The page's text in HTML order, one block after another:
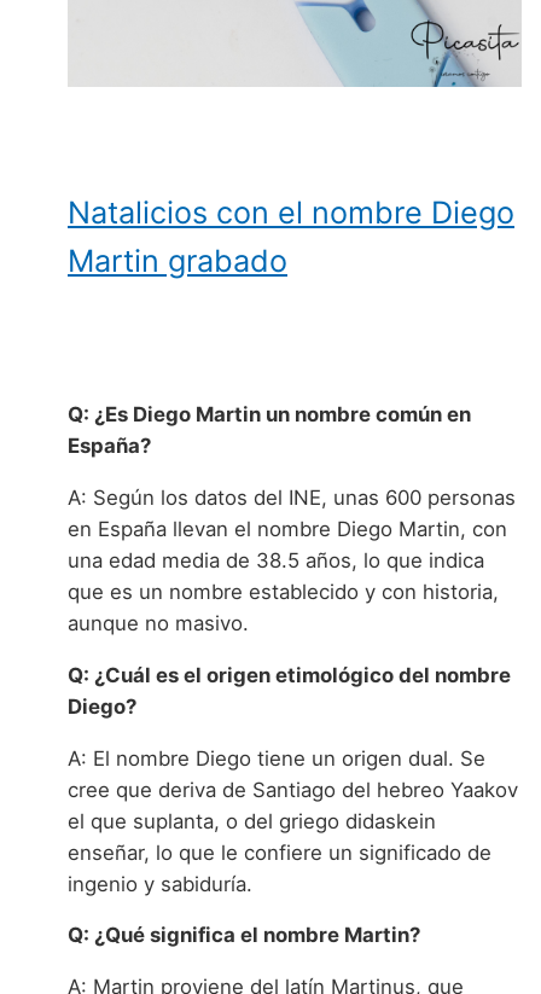
Natalicios con el nombre Diego
Martin grabado
Q: ¿Es Diego Martin un nombre común en
España?
A: Según los datos del INE, unas 600 personas
en España llevan el nombre Diego Martin, con
una edad media de 38.5 años, lo que indica
que es un nombre establecido y con historia,
aunque no masivo.
Q: ¿Cuál es el origen etimológico del nombre
Diego?
A: El nombre Diego tiene un origen dual. Se
cree que deriva de Santiago del hebreo Yaakov
el que suplanta, o del griego didaskein
enseñar, lo que le confiere un significado de
ingenio y sabiduría.
Q: ¿Qué significa el nombre Martin?
A: Martin proviene del latín Martinus, que